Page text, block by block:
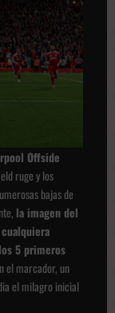
Offside
ruge y los
bajas de
la imagen del
5 primeros
el marcador, un
el milagro inicial